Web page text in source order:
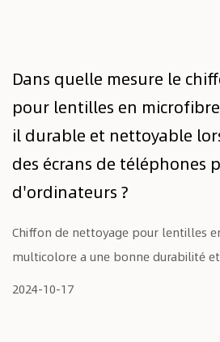
Dans quelle mesure le
pour lentilles en
il durable et nettoyable
des écrans de téléphones
d'ordinateurs ?
Chiffon de nettoyage pour lentilles
multicolore a une bonne durabilité
2024-10-17